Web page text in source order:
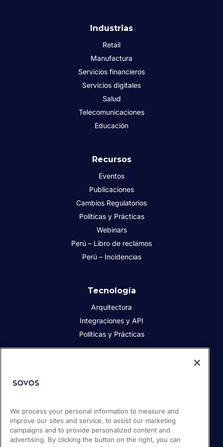
Industrias
Retail
Manufactura
Servicios financieros
Servicios digitales
Salud
Telecomunicaciones
Educación
Recursos
Eventos
Publicaciones
Cambios Regulatorios
Políticas y Prácticas
Webinars
Perú – Libro de reclamos
Perú – Incidencias
Tecnología
Arquitectura
Integraciones y API
Políticas y Prácticas
Responsabilidad social
Soporte / Portal de clientes
Empleos
We process your personal information to measure and
improve our sites and service, to assist our marketing
campaigns and to provide personalized content and
advertising. By clicking the button on the right, you can